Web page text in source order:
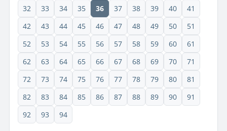
32
33 34 35 36 37 38 39 40
41
42
43 44 45 46 47 48 49 50
51
52
53 54 55 56 57 58 59 60
61
62
63 64 65 66 67 68 69 70
71
72
73 74 75 76 77 78 79 80
81
82
83 84 85 86 87 88 89 90
91
92
93 94